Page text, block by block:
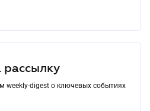
weekly-digest о ключевых событиях